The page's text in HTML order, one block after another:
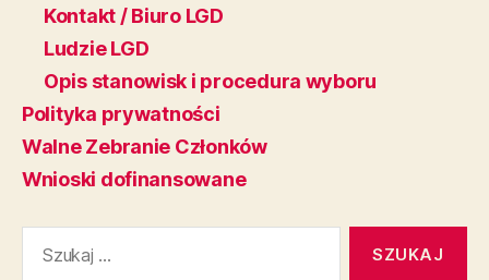
Kontakt / Biuro LGD
Ludzie LGD
Opis stanowisk i procedura wyboru
Polityka prywatności
Walne Zebranie Członków
Wnioski dofinansowane